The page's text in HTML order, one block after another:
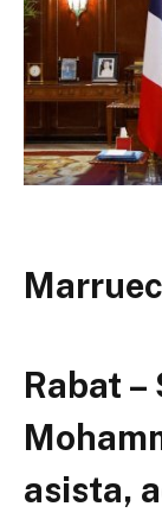
Rabat –
asista,